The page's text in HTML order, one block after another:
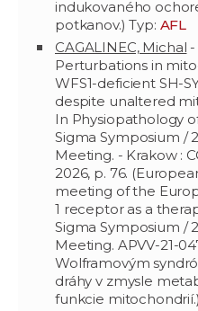
indukovaného
potkanov.) Typ: AFL
CAGALINEC, Michal
Perturbations in
WFS1-deficient SH-
despite unaltered
In Physiopathology
Sigma Symposium /
Meeting. - Krakow :
2026, p. 76.
meeting of the
1 receptor as a
Sigma Symposium /
Meeting. APVV-21-
Wolframovým
dráhy v zmysle
funkcie